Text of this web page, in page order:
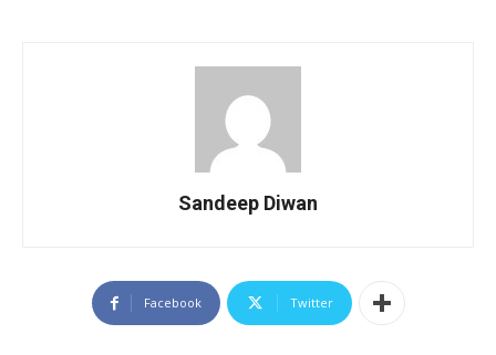
Sandeep Diwan
Facebook Twitter